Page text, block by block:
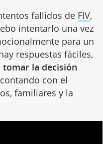
fallidos de FIV,
intentarlo una vez
para un
respuestas fáciles,
tomar la decisión
con el
familiares y la